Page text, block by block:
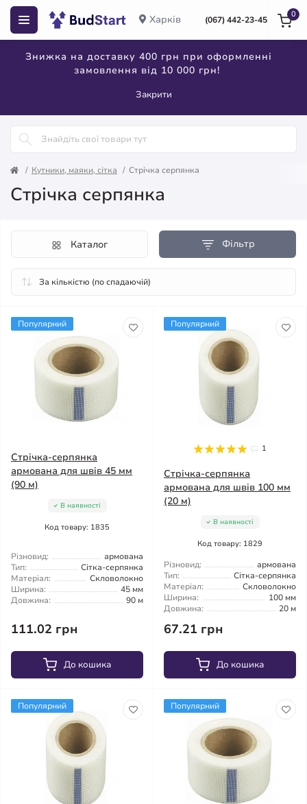
Харків (067) 442-23-45
Знижка на доставку 400 грн при оформленні
замовлення від 10 000 грн!
Закрити
0
Кутники, маяки, сітка Стрічка серпянка
Стрічка серпянка
Фільтр
Каталог
Популярний
Стрічка-серпянка
армована для швів 45 мм
(90 м)
В наявності
Код товару: 1835
Різновид:
армована
Тип:
Сітка-серпянка
Матеріал:
Скловолокно
Ширина:
45 мм
Довжина:
90 м
111.02 грн
До кошика
Популярний
1
Стрічка-серпянка
армована для швів 100 мм
(20 м)
В наявності
Код товару: 1829
Різновид:
армована
Тип:
Сітка-серпянка
Матеріал:
Скловолокно
Ширина:
100 мм
Довжина:
20 м
67.21 грн
До кошика
Популярний Популярний